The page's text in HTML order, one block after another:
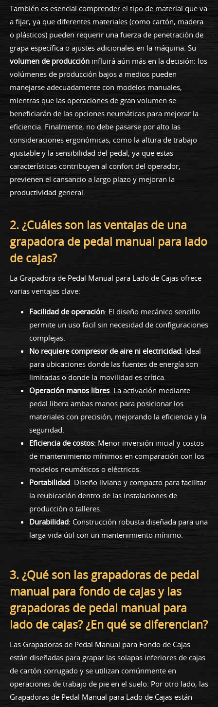
También es esencial comprender el tipo de material que va
a fijar, ya que diferentes materiales (como cartón, madera
o plásticos) pueden requerir una fuerza de penetración de
grapa específica o ajustes adicionales en la máquina. Su
volumen de producción influirá aún más en la decisión: los
volúmenes de producción bajos a medios pueden
manejarse adecuadamente con modelos manuales,
mientras que las operaciones de gran volumen se
beneficiarán de las opciones neumáticas para mejorar la
eficiencia. Finalmente, no debe pasarse por alto las
consideraciones ergonómicas, como la altura de trabajo
ajustable y la sensibilidad del pedal, ya que estas
características contribuyen al confort del operador,
previenen el cansancio a largo plazo y mejoran la
productividad general.
2. ¿Cuáles son las ventajas de una
grapadora de pedal manual para lado
de cajas?
La Grapadora de Pedal Manual para Lado de Cajas ofrece
varias ventajas clave:
Facilidad de operación: El diseño mecánico sencillo
permite un uso fácil sin necesidad de configuraciones
complejas.
No requiere compresor de aire ni electricidad: Ideal
para ubicaciones donde las fuentes de energía son
limitadas o donde la movilidad es crítica.
Operación manos libres: La activación mediante
pedal libera ambas manos para posicionar los
materiales con precisión, mejorando la eficiencia y la
seguridad.
Eficiencia de costos: Menor inversión inicial y costos
de mantenimiento mínimos en comparación con los
modelos neumáticos o eléctricos.
Portabilidad: Diseño liviano y compacto para facilitar
la reubicación dentro de las instalaciones de
producción o talleres.
Durabilidad: Construcción robusta diseñada para una
larga vida útil con un mantenimiento mínimo.
3. ¿Qué son las grapadoras de pedal
manual para fondo de cajas y las
grapadoras de pedal manual para
lado de cajas? ¿En qué se diferencian?
Las Grapadoras de Pedal Manual para Fondo de Cajas
están diseñadas para grapar las solapas inferiores de cajas
de cartón corrugado y se utilizan comúnmente en
operaciones de trabajo de pie en el suelo. Por otro lado, las
Grapadoras de Pedal Manual para Lado de Cajas están